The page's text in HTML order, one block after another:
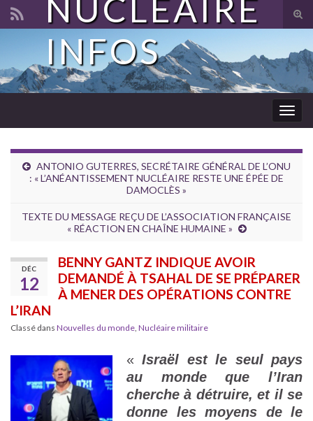
Search for:
NUCLÉAIRE
INFOS
ANTONIO GUTERRES, SECRÉTAIRE GÉNÉRAL DE L’ONU
: « L’ANÉANTISSEMENT NUCLÉAIRE RESTE UNE ÉPÉE DE
DAMOCLÈS »
TEXTE DU MESSAGE REÇU DE L’ASSOCIATION FRANÇAISE
« RÉACTION EN CHAÎNE HUMAINE »
DÉC
12
BENNY GANTZ INDIQUE AVOIR
DEMANDÉ À TSAHAL DE SE PRÉPARER
À MENER DES OPÉRATIONS CONTRE
L’IRAN
Classé dans Nouvelles du monde, Nucléaire militaire
«Israël est le seul pays
au monde que l’Iran
cherche à détruire, et il se
donne les moyens de le